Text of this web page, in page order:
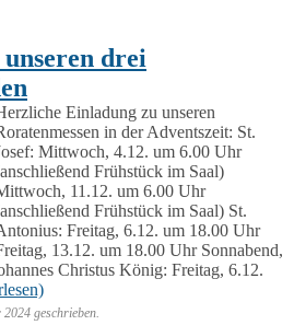
drei
Einladung zu unseren
in der Adventszeit: St.
Mittwoch, 4.12. um 6.00 Uhr
Frühstück im Saal)
11.12. um 6.00 Uhr
Frühstück im Saal) St.
Freitag, 6.12. um 18.00 Uhr
13.12. um 18.00 Uhr Sonnabend,
Christus König: Freitag, 6.12.
2024 geschrieben.